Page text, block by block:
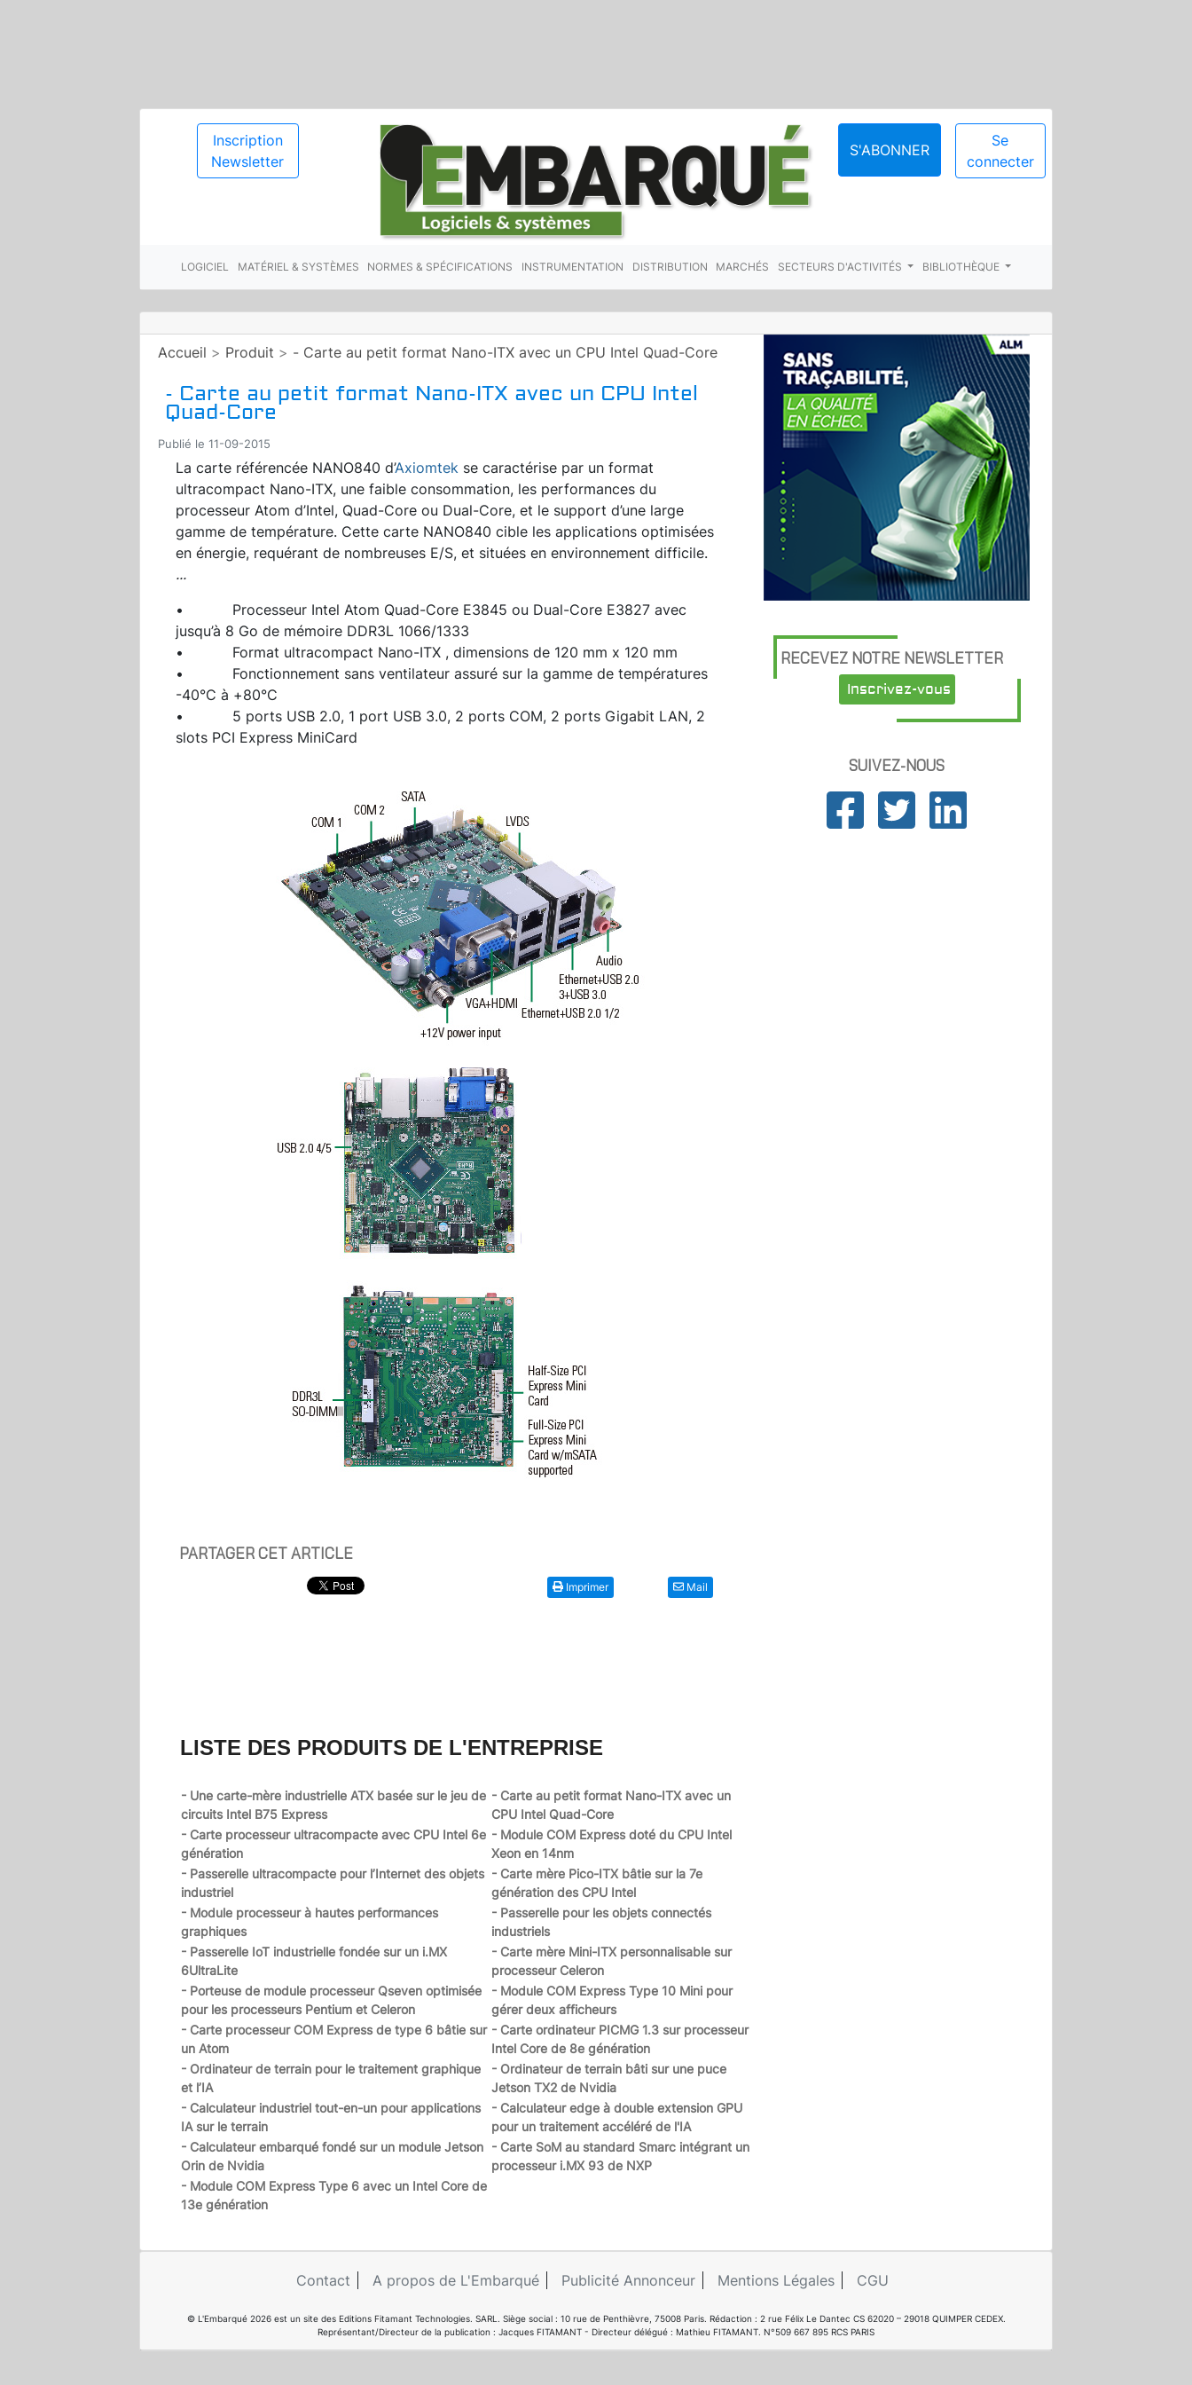
Inscription
Newsletter
S'ABONNER
Se
connecter
LOGICIEL MATÉRIEL & SYSTÈMES NORMES & SPÉCIFICATIONS INSTRUMENTATION DISTRIBUTION MARCHÉS SECTEURS D'ACTIVITÉS BIBLIOTHÈQUE
Accueil > Produit > - Carte au petit format Nano-ITX avec un CPU Intel Quad-Core
- Carte au petit format Nano-ITX avec un CPU Intel
Quad-Core
Publié le 11-09-2015
La carte référencée NANO840 d’Axiomtek se caractérise par un format
ultracompact Nano-ITX, une faible consommation, les performances du
processeur Atom d’Intel, Quad-Core ou Dual-Core, et le support d’une large
gamme de température. Cette carte NANO840 cible les applications optimisées
en énergie, requérant de nombreuses E/S, et situées en environnement difficile.
...
• Processeur Intel Atom Quad-Core E3845 ou Dual-Core E3827 avec
jusqu’à 8 Go de mémoire DDR3L 1066/1333
• Format ultracompact Nano-ITX , dimensions de 120 mm x 120 mm
• Fonctionnement sans ventilateur assuré sur la gamme de températures
-40°C à +80°C
• 5 ports USB 2.0, 1 port USB 3.0, 2 ports COM, 2 ports Gigabit LAN, 2
slots PCI Express MiniCard
PARTAGER CET ARTICLE
Imprimer Mail
LISTE DES PRODUITS DE L'ENTREPRISE
- Une carte-mère industrielle ATX basée sur le jeu de
circuits Intel B75 Express
- Carte au petit format Nano-ITX avec un
CPU Intel Quad-Core
- Carte processeur ultracompacte avec CPU Intel 6e
génération
- Module COM Express doté du CPU Intel
Xeon en 14nm
- Passerelle ultracompacte pour l’Internet des objets
industriel
- Carte mère Pico-ITX bâtie sur la 7e
génération des CPU Intel
- Module processeur à hautes performances
graphiques
- Passerelle pour les objets connectés
industriels
- Passerelle IoT industrielle fondée sur un i.MX
6UltraLite
- Carte mère Mini-ITX personnalisable sur
processeur Celeron
- Porteuse de module processeur Qseven optimisée
pour les processeurs Pentium et Celeron
- Module COM Express Type 10 Mini pour
gérer deux afficheurs
- Carte processeur COM Express de type 6 bâtie sur
un Atom
- Carte ordinateur PICMG 1.3 sur processeur
Intel Core de 8e génération
- Ordinateur de terrain pour le traitement graphique
et l’IA
- Ordinateur de terrain bâti sur une puce
Jetson TX2 de Nvidia
- Calculateur industriel tout-en-un pour applications
IA sur le terrain
- Calculateur edge à double extension GPU
pour un traitement accéléré de l'IA
- Calculateur embarqué fondé sur un module Jetson
Orin de Nvidia
- Carte SoM au standard Smarc intégrant un
processeur i.MX 93 de NXP
- Module COM Express Type 6 avec un Intel Core de
13e génération
RECEVEZ NOTRE NEWSLETTER
Inscrivez-vous
SUIVEZ-NOUS
Contact A propos de L'Embarqué Publicité Annonceur Mentions Légales CGU
© L'Embarqué 2026 est un site des Editions Fitamant Technologies. SARL. Siège social : 10 rue de Penthièvre, 75008 Paris. Rédaction : 2 rue Félix Le Dantec CS 62020 – 29018 QUIMPER CEDEX.
Représentant/Directeur de la publication : Jacques FITAMANT - Directeur délégué : Mathieu FITAMANT. N°509 667 895 RCS PARIS